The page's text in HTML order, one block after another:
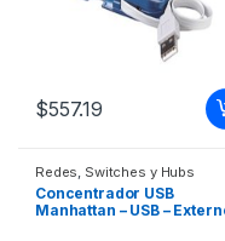
$557.19
Redes Switches y Hubs
Concentrador USB
Manhattan – USB –